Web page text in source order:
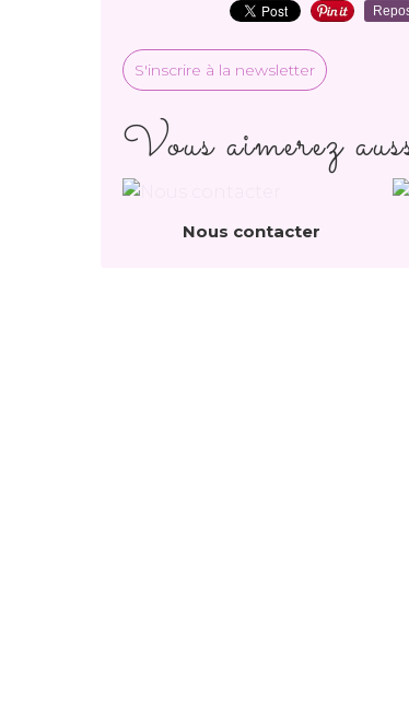
S'inscrire à la newsletter
Vous aimerez
Nous contacter